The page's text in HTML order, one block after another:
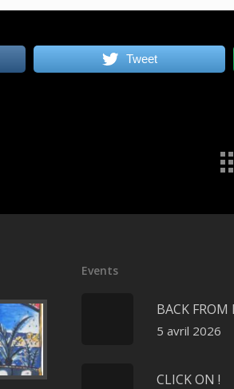
Tweet
Events
BACK FROM
5 avril 2026
CLICK ON !